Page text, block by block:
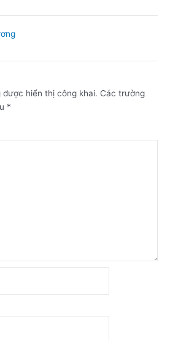
được hiển thị công khai. Các trường
*